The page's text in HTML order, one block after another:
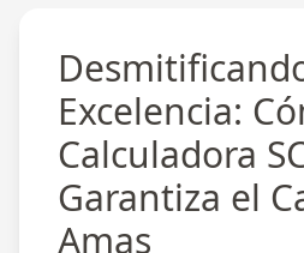
Excelencia:
Calculadora
Garantiza el
Amas